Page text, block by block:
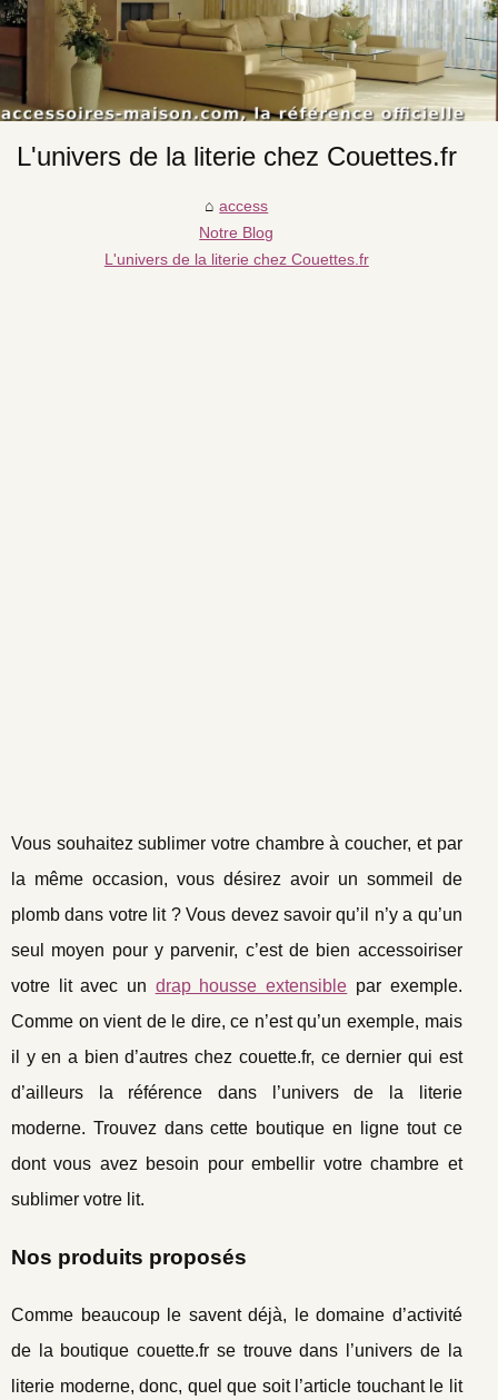
L'univers de la literie chez Couettes.fr
access
Notre Blog
L'univers de la literie chez Couettes.fr
Vous souhaitez sublimer votre chambre à coucher, et par
la même occasion, vous désirez avoir un sommeil de
plomb dans votre lit ? Vous devez savoir qu’il n’y a qu’un
seul moyen pour y parvenir, c’est de bien accessoiriser
votre lit avec un drap housse extensible par exemple.
Comme on vient de le dire, ce n’est qu’un exemple, mais
il y en a bien d’autres chez couette.fr, ce dernier qui est
d’ailleurs la référence dans l’univers de la literie
moderne. Trouvez dans cette boutique en ligne tout ce
dont vous avez besoin pour embellir votre chambre et
sublimer votre lit.
Nos produits proposés
Comme beaucoup le savent déjà, le domaine d’activité
de la boutique couette.fr se trouve dans l’univers de la
literie moderne, donc, quel que soit l’article touchant le lit